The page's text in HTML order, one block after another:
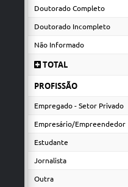
Doutorado Completo
Doutorado Incompleto
Não Informado
TOTAL
PROFISSÃO
Empregado - Setor Privado
Empresário/Empreendedor
Estudante
Jornalista
Outra